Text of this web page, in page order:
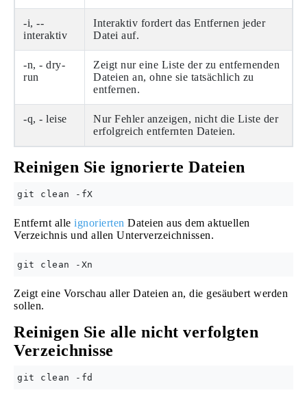
-i, --
interaktiv
Interaktiv fordert das Entfernen jeder
Datei auf.
-n, - dry-
run
Zeigt nur eine Liste der zu entfernenden
Dateien an, ohne sie tatsächlich zu
entfernen.
-q, - leise
Nur Fehler anzeigen, nicht die Liste der
erfolgreich entfernten Dateien.
Reinigen Sie ignorierte Dateien
Entfernt alle ignorierten Dateien aus dem aktuellen
Verzeichnis und allen Unterverzeichnissen.
Zeigt eine Vorschau aller Dateien an, die gesäubert werden
sollen.
Reinigen Sie alle nicht verfolgten
Verzeichnisse